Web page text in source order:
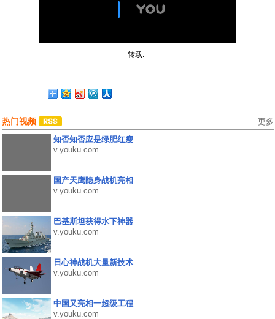
转载:
热门视频 更多
知否知否应是绿肥红瘦
v.youku.com
国产天鹰隐身战机亮相
v.youku.com
巴基斯坦获得水下神器
v.youku.com
日心神战机大量新技术
v.youku.com
中国又亮相一超级工程
v.youku.com